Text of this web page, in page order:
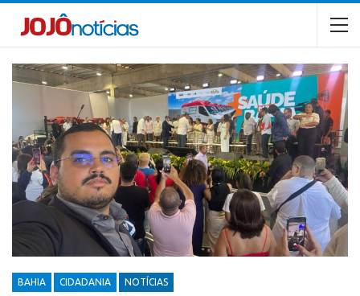
BAHIA CIDADANIA NOTÍCIAS